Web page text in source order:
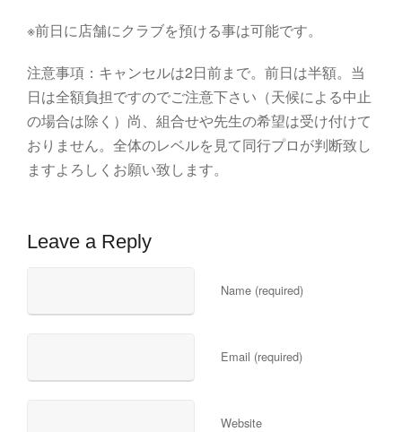
※前日に店舗にクラブを預ける事は可能です。
注意事項：キャンセルは2日前まで。前日は半額。当
日は全額負担ですのでご注意下さい（天候による中止
の場合は除く）尚、組合せや先生の希望は受け付けて
おりません。全体のレベルを見て同行プロが判断致し
ますよろしくお願い致します。
Leave a Reply
Name (required)
Email (required)
Website